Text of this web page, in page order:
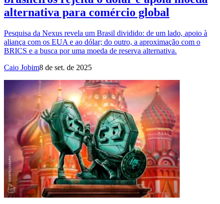
alternativa para comércio global
Pesquisa da Nexus revela um Brasil dividido: de um lado, apoio à
aliança com os EUA e ao dólar; do outro, a aproximação com o
BRICS e a busca por uma moeda de reserva alternativa.
Caio Jobim8 de set. de 2025